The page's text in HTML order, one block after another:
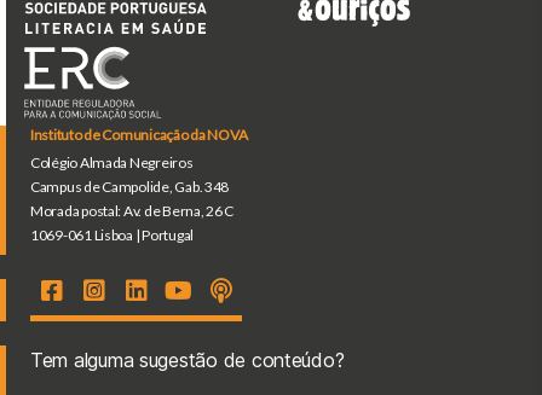
Instituto de Comunicação da NOVA
Colégio Almada Negreiros
Campus de Campolide, Gab. 348
Morada postal: Av. de Berna, 26 C
1069-061 Lisboa | Portugal
Tem alguma sugestão de conteúdo?